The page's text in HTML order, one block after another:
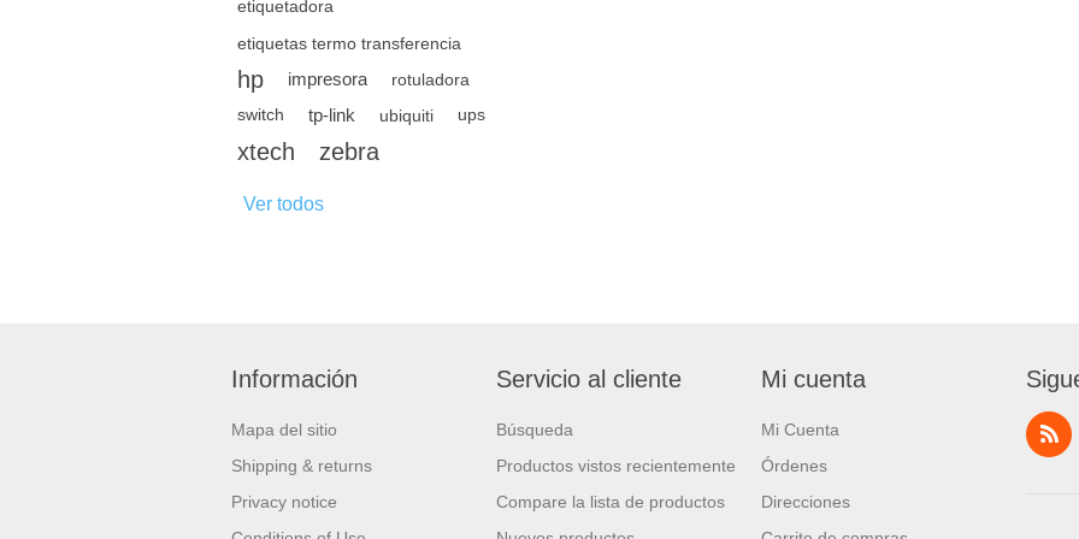
etiquetadora
etiquetas termo transferencia
hp impresora rotuladora
switch tp-link ubiquiti ups
xtech zebra
Ver todos
Información
Mapa del sitio
Shipping & returns
Privacy notice
Servicio al cliente
Búsqueda
Productos vistos recientemente
Compare la lista de productos
Mi cuenta
Mi Cuenta
Órdenes
Direcciones